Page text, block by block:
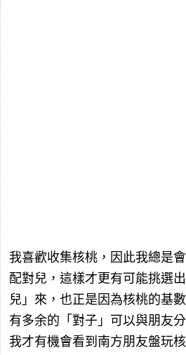
我喜歡收集核桃，因此我總是
配對兒，這樣才更有可能挑選
兒」來，也正是因為核桃的基
有多余的「對子」可以與朋友
我才有機會看到南方朋友盤玩